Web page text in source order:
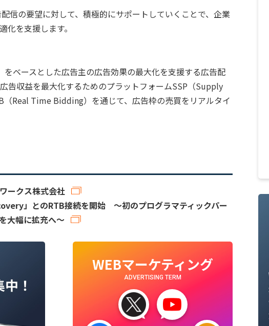
信の要望に対して、積極的にサポートしていくことで、企業
化を支援します。
ベースとした広告主の広告効果の最大化を支援する広告配
告収益を最大化するためのプラットフォームSSP（Supply
Real Time Bidding）を通じて、広告枠の売買をリアルタイ
ークス株式会社
」とのRTB接続を開始 ～初のプログラマティックパー
大幅に拡充へ～
WEBマーケティング
ADVERTISING TERM